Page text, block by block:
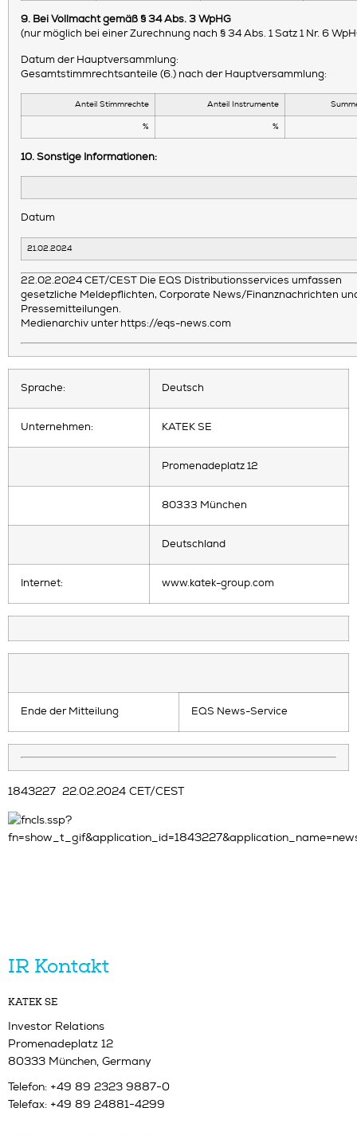
9. Bei Vollmacht gemäß § 34 Abs. 3 WpHG
(nur möglich bei einer Zurechnung nach § 34 Abs. 1 Satz 1 Nr. 6
Datum der Hauptversammlung:
Gesamtstimmrechtsanteile (6.) nach der Hauptversammlung:
Anteil Stimmrechte Anteil Instrumente
% %
10. Sonstige Informationen:
Datum
21.02.2024
22.02.2024 CET/CEST Die EQS Distributionsservices umfassen
gesetzliche Meldepflichten, Corporate News/Finanznachrichten
Pressemitteilungen.
Medienarchiv unter https://eqs-news.com
Sprache: Deutsch
Unternehmen: KATEK SE
Promenadeplatz 12
80333 München
Deutschland
Internet: www.katek-group.com
Ende der Mitteilung EQS News-Service
1843227 22.02.2024 CET/CEST
IR Kontakt
KATEK SE
Investor Relations
Promenadeplatz 12
80333 München, Germany
Telefon: +49 89 2323 9887-0
Telefax: +49 89 24881-4299